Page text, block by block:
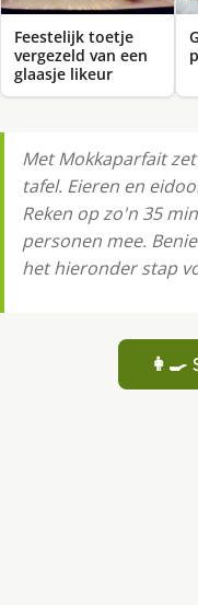
Feestelijk toetje
vergezeld van een
glaasje likeur
Met Mokkaparfait
tafel. Eieren en
Reken op zo'n 35
personen mee.
het hieronder stap
👩‍🍳